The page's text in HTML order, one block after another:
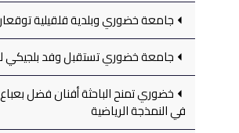
جامعة خضوري وبلدية قلقيلية
جامعة خضوري تستقبل وفد بلجيكي
خضوري تمنح الباحثة أفنان فضل
في النمذجة الرياضية